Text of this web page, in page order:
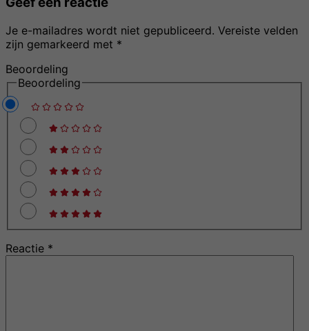
Je e-mailadres wordt niet gepubliceerd. Vereiste velden
zijn gemarkeerd met *
Beoordeling
Beoordeling
Reactie *